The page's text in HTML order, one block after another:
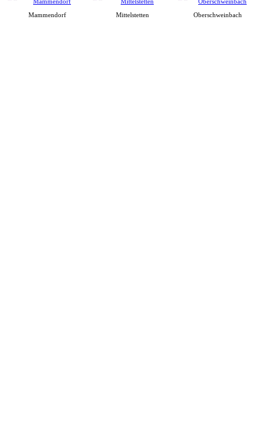
Mammendorf Mittelstetten Oberschweinbach